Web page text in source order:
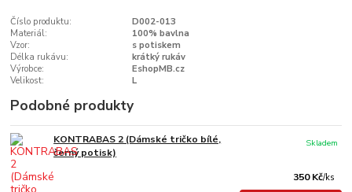
Číslo produktu:
D002-013
Materiál:
100% bavlna
Vzor:
s potiskem
Délka rukávu:
krátký rukáv
Výrobce:
EshopMB.cz
Velikost:
L
Podobné produkty
KONTRABAS 2 (Dámské tričko bílé,
černý potisk)
350 Kč/ks
Skladem